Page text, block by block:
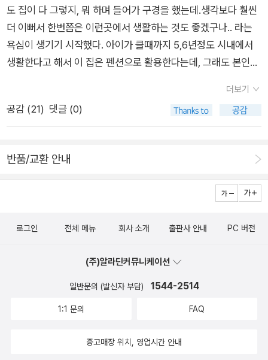
은 사건이다. 그러한 의문점에는 일본 정부와 관련된 것들도 있
다. 일본 정부는 박정희 정권과 밀착해 박정희 정권에게 유리한
방향으로 일을 처리했다는 비판을 면키 어렵다. 특히 그 배후에는
박정희의 만주 인맥이 움직이고 있었던 점도 명백히 주시해야 한
중 납치 사건이 일어나자 저항 운동은 걷잡을 수 없이 광범위하게
일어난다. 1973년 10월 납치 사건이 일어난 지 두 달이 채 안 된
시기에 서울대 문리대에서 시위가 일어났고, 이 시위는 여러 대학
발표를 했고, 이어서 동아일보 기자들이 언론 자유 수호 제2선언
헌 청원 100만 인 서명 운동을 벌였다. 이렇게 유신 헌법을 바꾸
호를 발동했다. 긴급 조치 1호는 대한민국 헌법, 즉 유신 헌법을
이러한 긴급 조치를 위반한 자 또는 비방한 자는 법관의 영장 없
이 체포, 구속, 압수, 수색하며 15년 이하의 징역에 처한다는 내용
이었다. 긴급 조치 위반자를 비상군법회의에서 심판, 처단했는데
호, 2호에 의해 유신 체제 시기의 대부분을 차지하는 ‘긴조 시
도 집이 다 그렇지, 뭐 하며 들어가 구경을 했는데.생각보다 훨씬
더 이뻐서 한번쯤은 이런곳에서 생활하는 것도 좋겠구나.. 라는
욕심이 생기기 시작했다. 아이가 클때까지 5,6년정도 시내에서
생활한다고 해서 이 집은 펜션으로 활용한다는데, 그래도 본인이
닥이 원목이라 캐리어를 끌어도 안되고 무엇보다 장난이 심한 아
이들이 오면 어떤 난장판을 만들지 모른다고 또 은근히 싫어한다.
실. 1층 침대방. 1층 거실앞 테라스. 2층은 원룸형태의 침대방 하
나. 그리고 화장실. 왼쪽의 2층 화장실은 욕조가 있고, 오른
쪽의 1층 화장실은 유럽식 샤워부스가 있다. 사지을 가만히 들여
어릴때 2층으로 올라가는 계단이 있는 집에서 살았어서 그런지
앉아 이런 저런 소품들과 창밖 풍경을 구경했다. - 물론 그날 제주
에서 한달살이 하고싶다며 집을 보러 온 손님이 있어서 기다리는
시간에 할일이 없어서 그러기도 했지만. 집은 깔끔하고 - 주인장
이 있다면 좀 힘들겠지만 뭔가 멋있는 분위기에서 한번쯤 생활하
더보기
공감 (21) 댓글 (0)
반품/교환 안내
로그인 전체 메뉴 회사 소개 출판사 안내 PC 버전
(주)알라딘커뮤니케이션
일반문의 (발신자 부담) 1544-2514
1:1 문의 FAQ
중고매장 위치, 영업시간 안내